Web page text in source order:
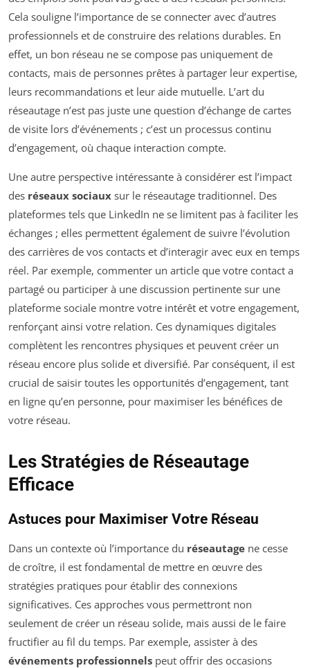
Cela souligne l’importance de se connecter avec d’autres
professionnels et de construire des relations durables. En
effet, un bon réseau ne se compose pas uniquement de
contacts, mais de personnes prêtes à partager leur expertise,
leurs recommandations et leur aide mutuelle. L’art du
réseautage n’est pas juste une question d’échange de cartes
de visite lors d’événements ; c’est un processus continu
d’engagement, où chaque interaction compte.
Une autre perspective intéressante à considérer est l’impact
des réseaux sociaux sur le réseautage traditionnel. Des
plateformes tels que LinkedIn ne se limitent pas à faciliter les
échanges ; elles permettent également de suivre l’évolution
des carrières de vos contacts et d’interagir avec eux en temps
réel. Par exemple, commenter un article que votre contact a
partagé ou participer à une discussion pertinente sur une
plateforme sociale montre votre intérêt et votre engagement,
renforçant ainsi votre relation. Ces dynamiques digitales
complètent les rencontres physiques et peuvent créer un
réseau encore plus solide et diversifié. Par conséquent, il est
crucial de saisir toutes les opportunités d’engagement, tant
en ligne qu’en personne, pour maximiser les bénéfices de
votre réseau.
Les Stratégies de Réseautage
Efficace
Astuces pour Maximiser Votre Réseau
Dans un contexte où l’importance du réseautage ne cesse
de croître, il est fondamental de mettre en œuvre des
stratégies pratiques pour établir des connexions
significatives. Ces approches vous permettront non
seulement de créer un réseau solide, mais aussi de le faire
fructifier au fil du temps. Par exemple, assister à des
événements professionnels peut offrir des occasions